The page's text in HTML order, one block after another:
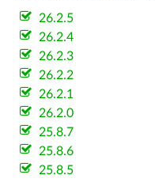
26.2.5
26.2.4
26.2.3
26.2.2
26.2.1
26.2.0
25.8.7
25.8.6
25.8.5